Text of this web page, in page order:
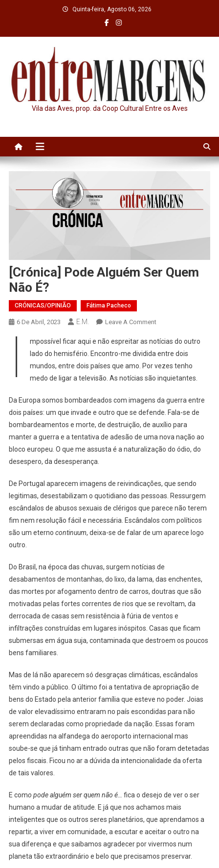
Quinta-feira, Agosto 06, 2026
Vila das Aves, prop. da Coop Cultural Entre os Aves
[Crónica] Pode Alguém Ser Quem
Não É?
CRÓNICAS/OPINIÃO Fátima Pacheco
6 De Abril, 2023 E.M. Leave A CommentOn
Pode
Alguém
Ser
Quem
É?
I
mpossível ficar aqui e não espreitar as notícias do outro
lado do hemisfério. Encontro-me dividida entre dois
mundos, entre dois países que amo. Por vezes tenho
medo de ligar a televisão. As notícias são inquietantes.
Da Europa somos bombardeados com imagens da guerra entre
dois países: um que invade e outro que se defende. Fala-se de
bombardeamentos e morte, de destruição, de auxílio para
manter a guerra e a tentativa de adesão de uma nova nação ao
bloco europeu. O que me assusta é a naturalização do ódio, do
desespero, da desesperança.
De Portugal aparecem imagens de reivindicações, que sendo
legitimas, desestabilizam o quotidiano das pessoas. Ressurgem
escândalos de abusos sexuais de clérigos que parece não terem
fim nem resolução fácil e necessária. Escândalos com políticos
são um eterno continuum, deixa-se de falar de um aparece logo
outro.
Do Brasil, na época das chuvas, surgem notícias de
desabamentos de montanhas, do lixo, da lama, das enchentes,
das mortes por afogamento dentro de carros, doutras que são
motivadas pelas fortes correntes de rios que se revoltam, da
derrocada de casas sem resistência à fúria de ventos e
infiltrações construídas em lugares inóspitos. Casas que ficam
submersas em água suja, contaminada que destroem os poucos
bens familiares.
Mas de lá não aparecem só desgraças climáticas, escândalos
têm vindo a público. O último foi a tentativa de apropriação de
bens do Estado pela anterior família que esteve no poder. Joias
de valor elevadíssimo entraram no país escondidas para não
serem declaradas como propriedade da nação. Essas foram
apreendidas na alfandega do aeroporto internacional mas
soube-se que já tinham entrado outras que não foram detetadas
pelos fiscais. Ficou no ar a dúvida da intencionalidade da oferta
de tais valores.
E como pode alguém ser quem não é… fica o desejo de ver o ser
humano a mudar de atitude. E já que nos achamos mais
inteligentes que os outros seres planetários, que aprendamos a
repartir, a viver em comunidade, a escutar e aceitar o outro na
sua diferença e que saibamos agradecer por vivermos num
planeta tão extraordinário e belo que precisamos preservar.